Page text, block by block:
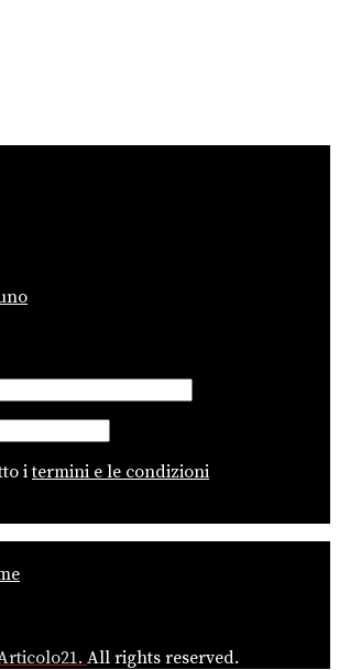
itermini e le condizioni
All rights reserved.